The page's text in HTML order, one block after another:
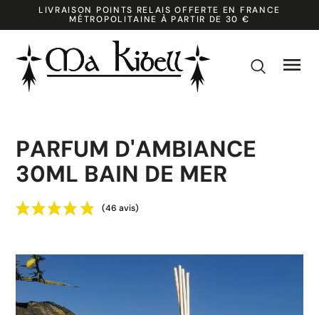
LIVRAISON POINTS RELAIS OFFERTE EN FRANCE
MÉTROPOLITAINE À PARTIR DE 30 €

k
PARFUM D'AMBIANCE
30ML BAIN DE MER
(46 avis)